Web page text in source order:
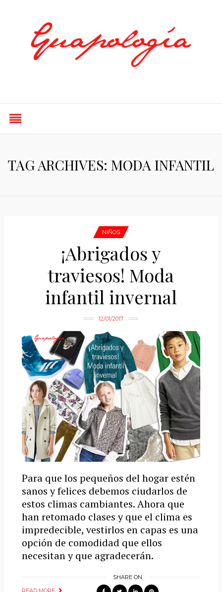
TAG ARCHIVES: MODA INFANTIL
NIÑOS
¡Abrigados y
traviesos! Moda
infantil invernal
12/01/2017
Para que los pequeños del hogar estén
sanos y felices debemos ciudarlos de
estos climas cambiantes. Ahora que
han retomado clases y que el clima es
impredecible, vestirlos en capas es una
opción de comodidad que ellos
necesitan y que agradecerán.
SHARE ON